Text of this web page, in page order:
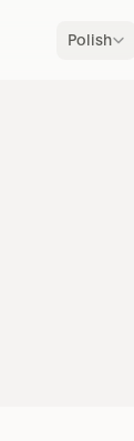
Polish